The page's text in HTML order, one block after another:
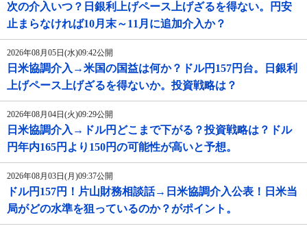
次の介入いつ？日銀利上げペース上げざるを得ない。円安
止まらなければ10月末～11月に追加介入か？
2026年08月05日(水)09:42公開
日米協調介入→米国の国益は何か？ドル円157円台。日銀利
上げペース上げざるを得ないか。投資戦略は？
2026年08月04日(火)09:29公開
日米協調介入→ドル円どこまで下がる？投資戦略は？ドル
円年内165円より150円の可能性が高いと予想。
2026年08月03日(月)09:37公開
ドル円157円！片山財務相談話→日米協調介入公表！日米当
局がどの水準を狙っているのか？がポイント。